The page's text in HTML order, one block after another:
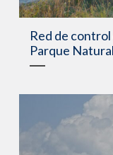
Red de
Parque